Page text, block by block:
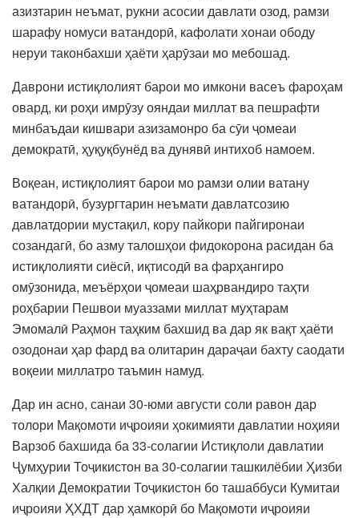
азизтарин неъмат, рукни асосии давлати озод, рамзи
шарафу номуси ватандорӣ, кафолати хонаи ободу
неруи таконбахши ҳаёти ҳарӯзаи мо мебошад.
Даврони истиқлолият барои мо имкони васеъ фароҳам
овард, ки роҳи имрӯзу ояндаи миллат ва пешрафти
минбаъдаи кишвари азизамонро ба сӯи ҷомеаи
демократӣ, ҳуқуқбунёд ва дунявӣ интихоб намоем.
Воқеан, истиқлолият барои мо рамзи олии ватану
ватандорӣ, бузургтарин неъмати давлатсозию
давлатдории мустақил, кору пайкори пайгиронаи
созандагӣ, бо азму талошҳои фидокорона расидан ба
истиқлолияти сиёсӣ, иқтисодӣ ва фарҳангиро
омӯзонида, меъёрҳои ҷомеаи шаҳрвандиро таҳти
роҳбарии Пешвои муаззами миллат муҳтарам
Эмомалӣ Раҳмон таҳким бахшид ва дар як вақт ҳаёти
озодонаи ҳар фард ва олитарин дараҷаи бахту саодати
воқеии миллатро таъмин намуд.
Дар ин асно, санаи 30-юми августи соли равон дар
толори Мақомоти иҷроияи ҳокимияти давлатии ноҳияи
Варзоб бахшида ба 33-солагии Истиқлоли давлатии
Ҷумҳурии Тоҷикистон ва 30-солагии ташкилёбии Ҳизби
Халқии Демократии Тоҷикистон бо ташаббуси Кумитаи
иҷроияи ҲХДТ дар ҳамкорӣ бо Мақомоти иҷроияи